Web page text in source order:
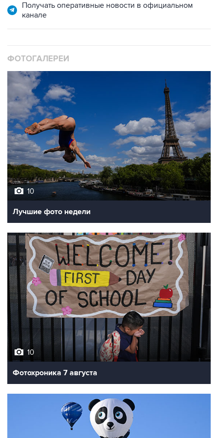
Получать оперативные новости в официальном
канале
ФОТОГАЛЕРЕИ
10
Лучшие фото недели
10
Фотохроника 7 августа